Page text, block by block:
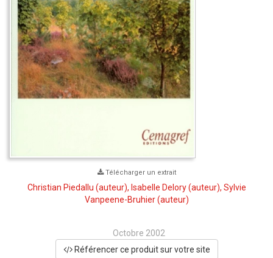
Télécharger un extrait
Christian Piedallu (auteur), Isabelle Delory(auteur), Sylvie
Vanpeene-Bruhier(auteur)
Octobre 2002
Référencer ce produit sur votre site